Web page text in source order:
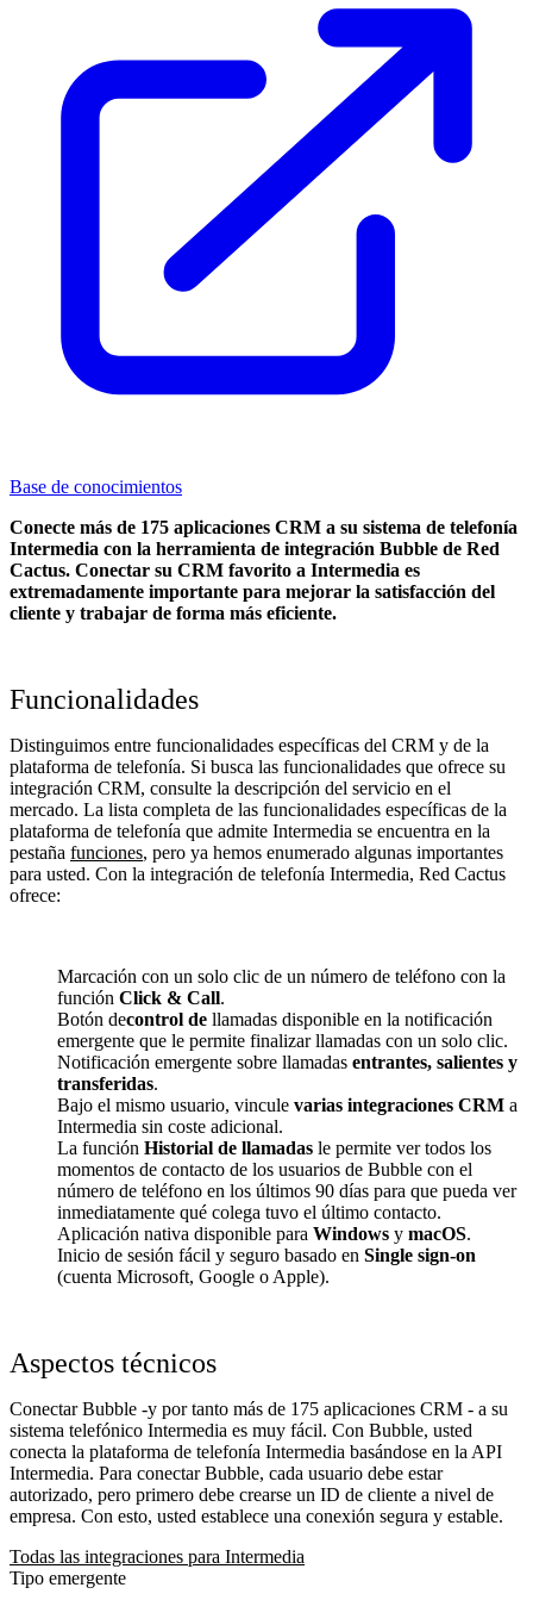
Base de conocimientos
Conecte más de 175 aplicaciones CRM a su sistema de telefonía
Intermedia con la herramienta de integración Bubble de Red
Cactus. Conectar su CRM favorito a Intermedia es
extremadamente importante para mejorar la satisfacción del
cliente y trabajar de forma más eficiente.
Funcionalidades
Distinguimos entre funcionalidades específicas del CRM y de la
plataforma de telefonía. Si busca las funcionalidades que ofrece su
integración CRM, consulte la descripción del servicio en el
mercado. La lista completa de las funcionalidades específicas de la
plataforma de telefonía que admite Intermedia se encuentra en la
pestaña funciones, pero ya hemos enumerado algunas importantes
para usted. Con la integración de telefonía Intermedia, Red Cactus
ofrece:
Marcación con un solo clic de un número de teléfono con la
función Click & Call.
Botón decontrol de llamadas disponible en la notificación
emergente que le permite finalizar llamadas con un solo clic.
Notificación emergente sobre llamadas entrantes, salientes y
transferidas.
Bajo el mismo usuario, vincule varias integraciones CRM a
Intermedia sin coste adicional.
La función Historial de llamadas le permite ver todos los
momentos de contacto de los usuarios de Bubble con el
número de teléfono en los últimos 90 días para que pueda ver
inmediatamente qué colega tuvo el último contacto.
Aplicación nativa disponible para Windows y macOS.
Inicio de sesión fácil y seguro basado en Single sign-on
(cuenta Microsoft, Google o Apple).
Aspectos técnicos
Conectar Bubble -y por tanto más de 175 aplicaciones CRM - a su
sistema telefónico Intermedia es muy fácil. Con Bubble, usted
conecta la plataforma de telefonía Intermedia basándose en la API
Intermedia. Para conectar Bubble, cada usuario debe estar
autorizado, pero primero debe crearse un ID de cliente a nivel de
empresa. Con esto, usted establece una conexión segura y estable.
Todas las integraciones para Intermedia
Tipo emergente